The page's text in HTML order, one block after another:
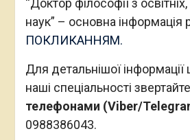
наук” – основна інформація
ПОКЛИКАННЯМ.
Для детальнішої
наші спеціальності
телефонами (Viber/
0988386043.